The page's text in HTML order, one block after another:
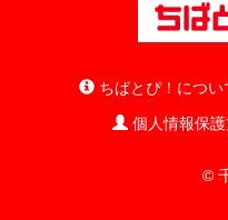
ちばとぴ！につい
個人情報保
©